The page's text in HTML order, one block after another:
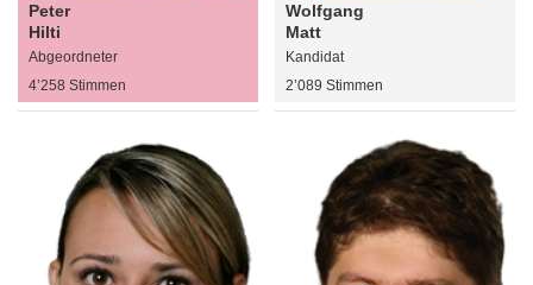
Peter
Hilti
Abgeordneter
4’258 Stimmen
Wolfgang
Matt
Kandidat
2’089 Stimmen